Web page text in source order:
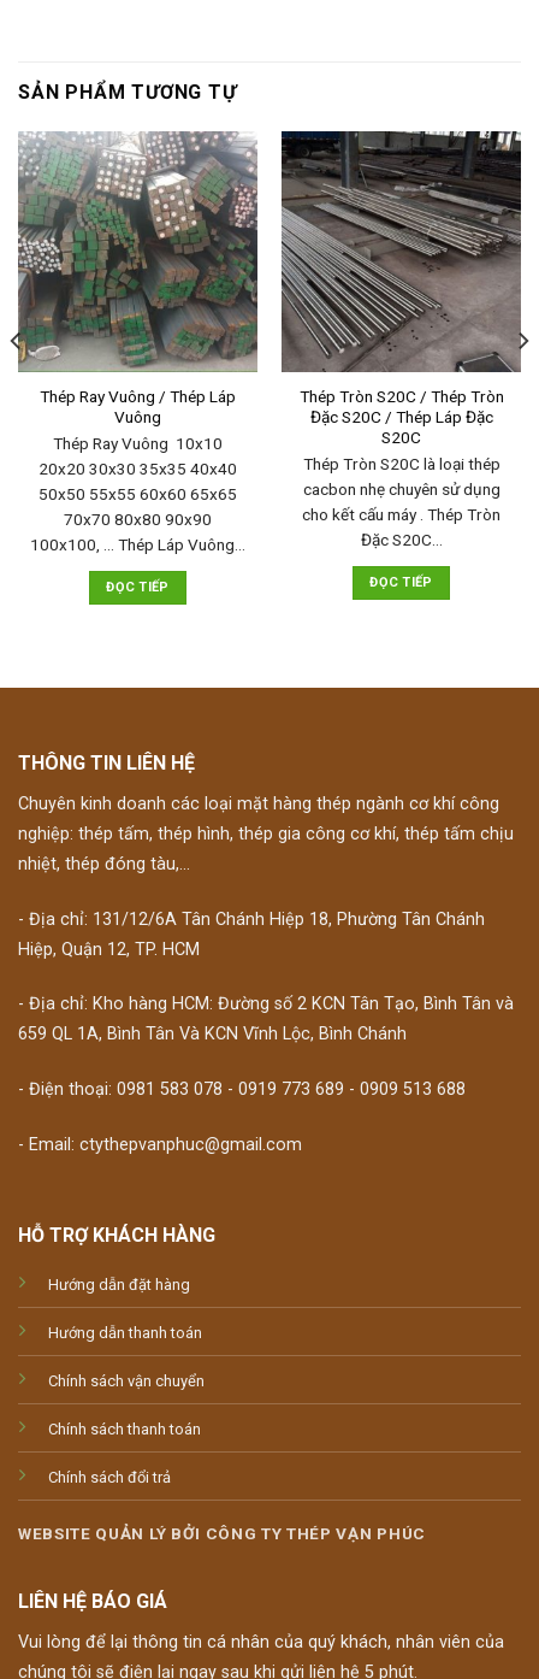
SẢN PHẨM TƯƠNG TỰ
Thép Ray Vuông / Thép Láp
Vuông
Thép Ray Vuông 10x10
20x20 30x30 35x35 40x40
50x50 55x55 60x60 65x65
70x70 80x80 90x90
100x100, ... Thép Láp Vuông…
ĐỌC TIẾP
Thép Tròn S20C / Thép Tròn
Đặc S20C / Thép Láp Đặc
S20C
Thép Tròn S20C là loại thép
cacbon nhẹ chuyên sử dụng
cho kết cấu máy . Thép Tròn
Đặc S20C…
ĐỌC TIẾP
THÔNG TIN LIÊN HỆ
Chuyên kinh doanh các loại mặt hàng thép ngành cơ khí công
nghiệp: thép tấm, thép hình, thép gia công cơ khí, thép tấm chịu
nhiệt, thép đóng tàu,...
- Địa chỉ: 131/12/6A Tân Chánh Hiệp 18, Phường Tân Chánh
Hiệp, Quận 12, TP. HCM
- Địa chỉ: Kho hàng HCM: Đường số 2 KCN Tân Tạo, Bình Tân và
659 QL 1A, Bình Tân Và KCN Vĩnh Lộc, Bình Chánh
- Điện thoại: 0981 583 078 - 0919 773 689 - 0909 513 688
- Email: ctythepvanphuc@gmail.com
HỖ TRỢ KHÁCH HÀNG
Hướng dẫn đặt hàng
Hướng dẫn thanh toán
Chính sách vận chuyển
Chính sách thanh toán
Chính sách đổi trả
WEBSITE QUẢN LÝ BỞI CÔNG TY THÉP VẠN PHÚC
LIÊN HỆ BÁO GIÁ
Vui lòng để lại thông tin cá nhân của quý khách, nhân viên của
chúng tôi sẽ điện lại ngay sau khi gửi liên hệ 5 phút.